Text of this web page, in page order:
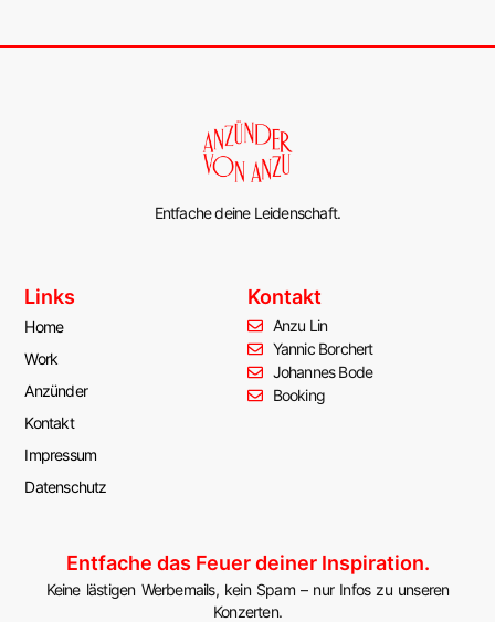
Entfache deine Leidenschaft.
Links
Home
Work
Anzünder
Kontakt
Impressum
Datenschutz
Kontakt
Anzu Lin
Yannic Borchert
Johannes Bode
Booking
Entfache das Feuer deiner Inspiration.
Keine lästigen Werbemails, kein Spam – nur Infos zu unseren
Konzerten.